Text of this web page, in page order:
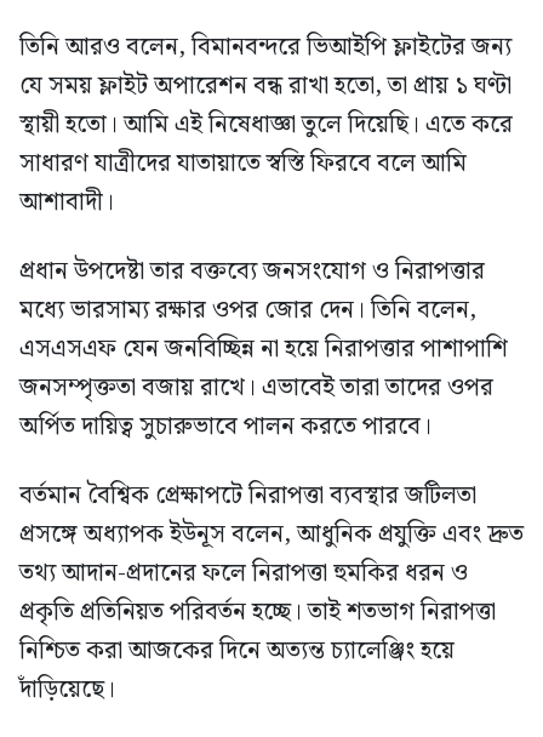
তিনি আরও বলেন, বিমানবন্দরে ভিআইপি ফ্লাইটের জন্য
যে সময় ফ্লাইট অপারেশন বন্ধ রাখা হতো, তা প্রায় ১ ঘণ্টা
স্থায়ী হতো। আমি এই নিষেধাজ্ঞা তুলে দিয়েছি। এতে করে
সাধারণ যাত্রীদের যাতায়াতে স্বস্তি ফিরবে বলে আমি
আশাবাদী।
প্রধান উপদেষ্টা তার বক্তব্যে জনসংযোগ ও নিরাপত্তার
মধ্যে ভারসাম্য রক্ষার ওপর জোর দেন। তিনি বলেন,
এসএসএফ যেন জনবিচ্ছিন্ন না হয়ে নিরাপত্তার পাশাপাশি
জনসম্পৃক্ততা বজায় রাখে। এভাবেই তারা তাদের ওপর
অর্পিত দায়িত্ব সুচারুভাবে পালন করতে পারবে।
বর্তমান বৈশ্বিক প্রেক্ষাপটে নিরাপত্তা ব্যবস্থার জটিলতা
প্রসঙ্গে অধ্যাপক ইউনূস বলেন, আধুনিক প্রযুক্তি এবং দ্রুত
তথ্য আদান-প্রদানের ফলে নিরাপত্তা হুমকির ধরন ও
প্রকৃতি প্রতিনিয়ত পরিবর্তন হচ্ছে। তাই শতভাগ নিরাপত্তা
নিশ্চিত করা আজকের দিনে অত্যন্ত চ্যালেঞ্জিং হয়ে
দাঁড়িয়েছে।